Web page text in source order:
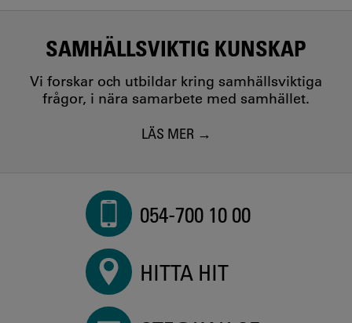
SAMHÄLLSVIKTIG KUNSKAP
Vi forskar och utbildar kring samhällsviktiga
frågor, i nära samarbete med samhället.
LÄS MER
054-700 10 00
HITTA HIT